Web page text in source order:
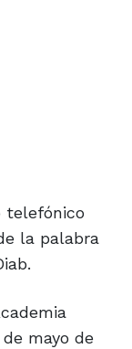
telefónico
la palabra
mayo de